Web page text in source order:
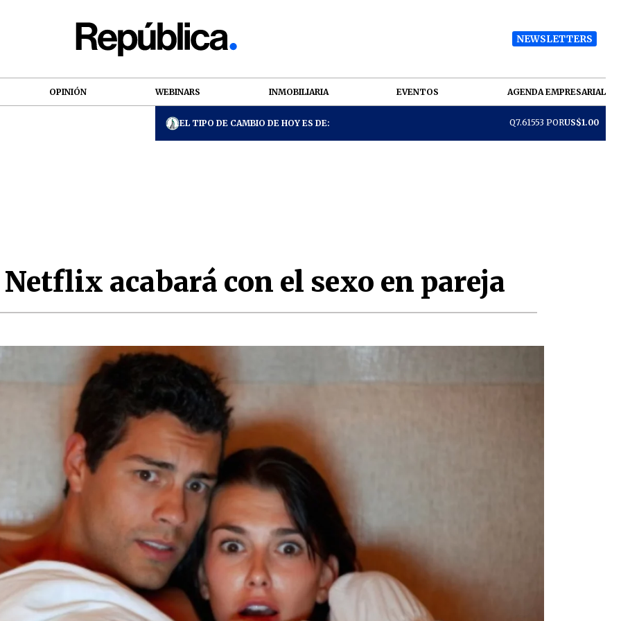
NEWSLETTERS
OPINIÓN WEBINARS INMOBILIARIA EVENTOS AGENDA EMPRESARIAL
EL TIPO DE CAMBIO DE HOY ES DE: Q7.61553 PORUS$1.00
acabará con el sexo en pareja